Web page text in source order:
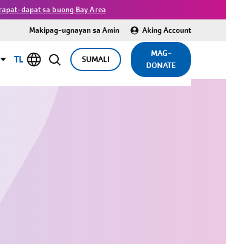
dapat sa buong Bay Area
SUMALI
MAG-
DONATE
Makipag-ugnayan sa Amin Aking Account
TL